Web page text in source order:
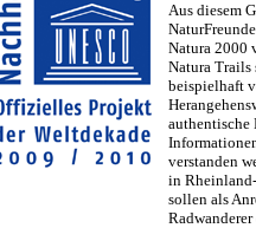
Aus diesem
Natura 2000
Natura Trails
beispielhaft
authentische
verstanden
in
sollen als